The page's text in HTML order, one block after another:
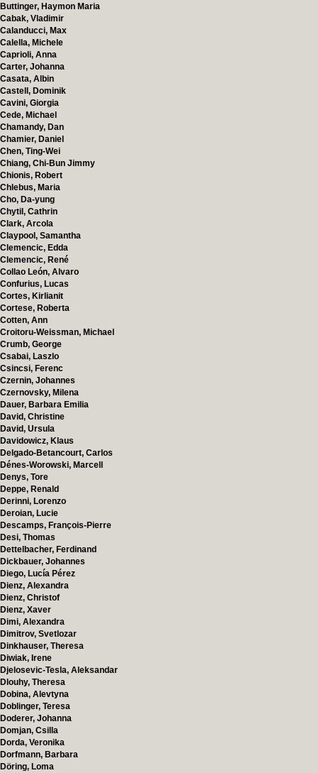
Buttinger, Haymon Maria
Cabak, Vladimir
Calanducci, Max
Calella, Michele
Caprioli, Anna
Carter, Johanna
Casata, Albin
Castell, Dominik
Cavini, Giorgia
Cede, Michael
Chamandy, Dan
Chamier, Daniel
Chen, Ting-Wei
Chiang, Chi-Bun Jimmy
Chionis, Robert
Chlebus, Maria
Cho, Da-yung
Chytil, Cathrin
Clark, Arcola
Claypool, Samantha
Clemencic, Edda
Clemencic, René
Collao León, Alvaro
Confurius, Lucas
Cortes, Kirlianit
Cortese, Roberta
Cotten, Ann
Croitoru-Weissman, Michael
Crumb, George
Csabai, Laszlo
Csincsi, Ferenc
Czernin, Johannes
Czernovsky, Milena
Dauer, Barbara Emilia
David, Christine
David, Ursula
Davidowicz, Klaus
Delgado-Betancourt, Carlos
Dénes-Worowski, Marcell
Denys, Tore
Deppe, Renald
Derinni, Lorenzo
Deroian, Lucie
Descamps, François-Pierre
Desi, Thomas
Dettelbacher, Ferdinand
Dickbauer, Johannes
Diego, Lucía Pérez
Dienz, Alexandra
Dienz, Christof
Dienz, Xaver
Dimi, Alexandra
Dimitrov, Svetlozar
Dinkhauser, Theresa
Diwiak, Irene
Djelosevic-Tesla, Aleksandar
Dlouhy, Theresa
Dobina, Alevtyna
Doblinger, Teresa
Doderer, Johanna
Domjan, Csilla
Dorda, Veronika
Dorfmann, Barbara
Döring, Loma